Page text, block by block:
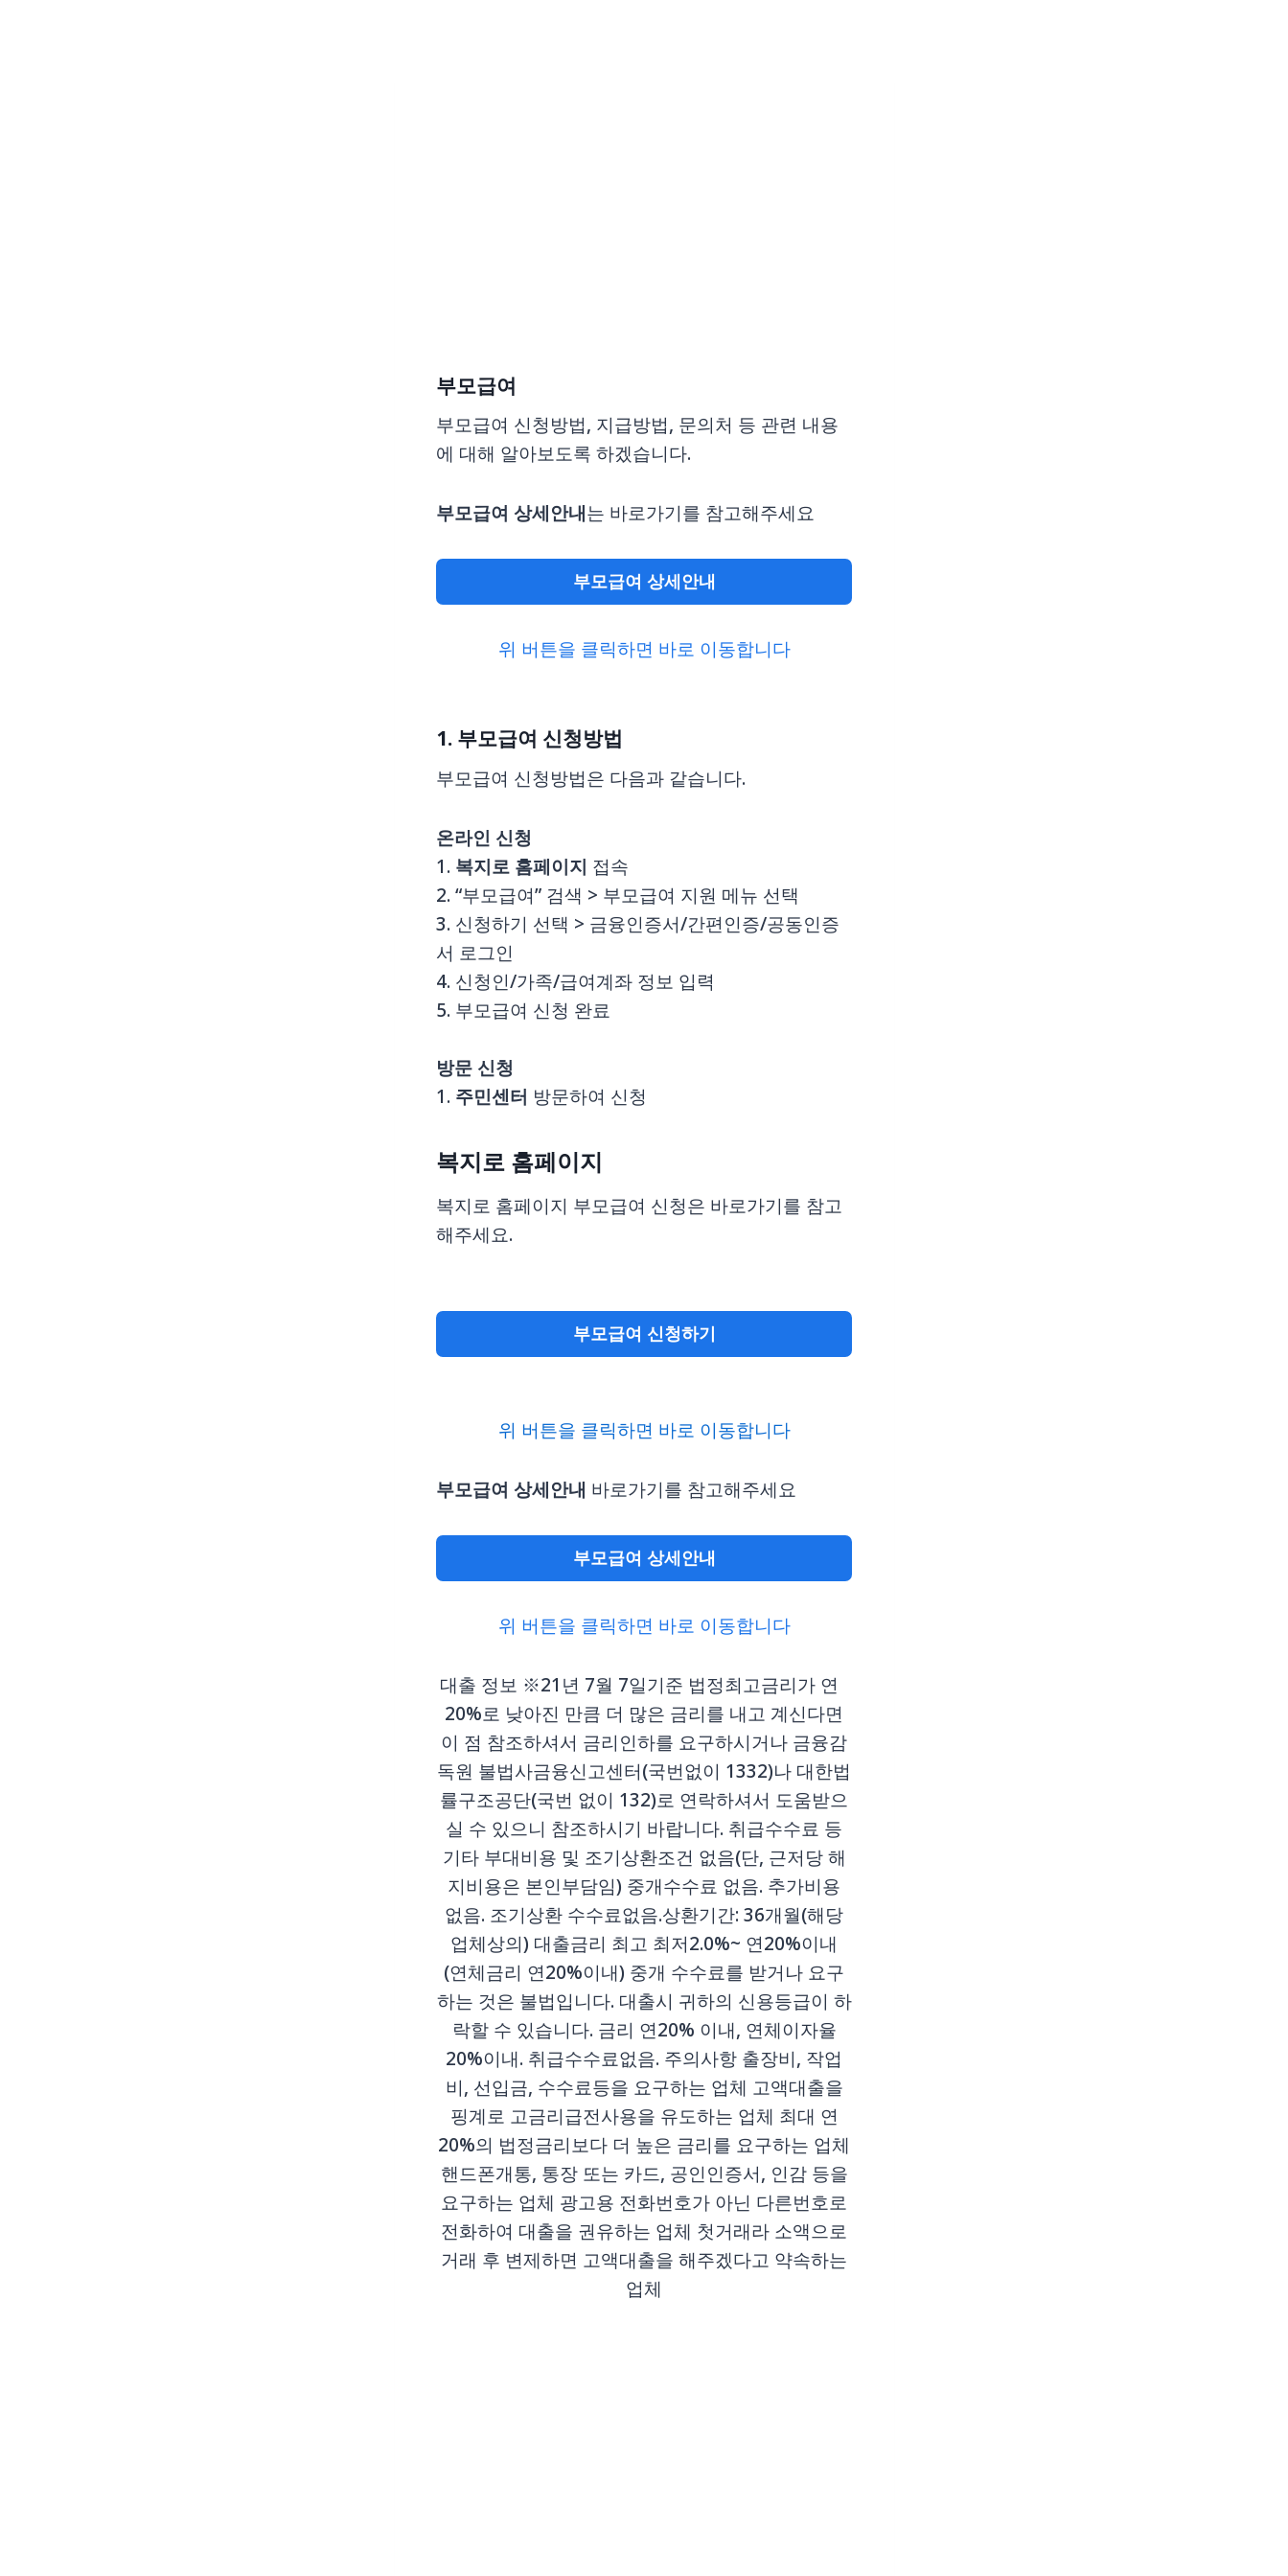
부모급여
부모급여 신청방법, 지급방법, 문의처 등 관련 내용
에 대해 알아보도록 하겠습니다.
부모급여 상세안내는 바로가기를 참고해주세요
부모급여 상세안내
위 버튼을 클릭하면 바로 이동합니다
1. 부모급여 신청방법
부모급여 신청방법은 다음과 같습니다.
온라인 신청
1.복지로 홈페이지 접속
2. “부모급여” 검색 > 부모급여 지원 메뉴 선택
3. 신청하기 선택 > 금융인증서/간편인증/공동인증
서 로그인
4. 신청인/가족/급여계좌 정보 입력
5. 부모급여 신청 완료
방문 신청
1.주민센터 방문하여 신청
복지로 홈페이지
복지로 홈페이지 부모급여 신청은 바로가기를 참고
해주세요.
부모급여 신청하기
위 버튼을 클릭하면 바로 이동합니다
부모급여 상세안내 바로가기를 참고해주세요
부모급여 상세안내
위 버튼을 클릭하면 바로 이동합니다
대출 정보 ※21년 7월 7일기준 법정최고금리가 연
20%로 낮아진 만큼 더 많은 금리를 내고 계신다면
이 점 참조하셔서 금리인하를 요구하시거나 금융감
독원 불법사금융신고센터(국번없이 1332)나 대한법
률구조공단(국번 없이 132)로 연락하셔서 도움받으
실 수 있으니 참조하시기 바랍니다. 취급수수료 등
기타 부대비용 및 조기상환조건 없음(단, 근저당 해
지비용은 본인부담임) 중개수수료 없음. 추가비용
없음. 조기상환 수수료없음.상환기간: 36개월(해당
업체상의) 대출금리 최고 최저2.0%~ 연20%이내
(연체금리 연20%이내) 중개 수수료를 받거나 요구
하는 것은 불법입니다. 대출시 귀하의 신용등급이 하
락할 수 있습니다. 금리 연20% 이내, 연체이자율
20%이내. 취급수수료없음. 주의사항 출장비, 작업
비, 선입금, 수수료등을 요구하는 업체 고액대출을
핑계로 고금리급전사용을 유도하는 업체 최대 연
20%의 법정금리보다 더 높은 금리를 요구하는 업체
핸드폰개통, 통장 또는 카드, 공인인증서, 인감 등을
요구하는 업체 광고용 전화번호가 아닌 다른번호로
전화하여 대출을 권유하는 업체 첫거래라 소액으로
거래 후 변제하면 고액대출을 해주겠다고 약속하는
업체